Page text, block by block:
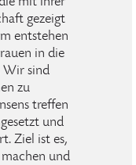
gezeigt
entstehen
in die
Wir sind
zu
treffen
und
Ziel ist es,
und